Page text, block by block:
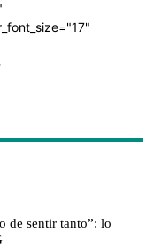
de sentir tanto”: lo